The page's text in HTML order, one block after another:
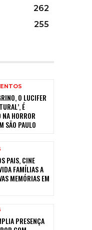
262
255
O LUCIFER
É
HORROR
SÃO PAULO
PAIS, CINE
FAMÍLIAS A
MEMÓRIAS EM
PRESENÇA